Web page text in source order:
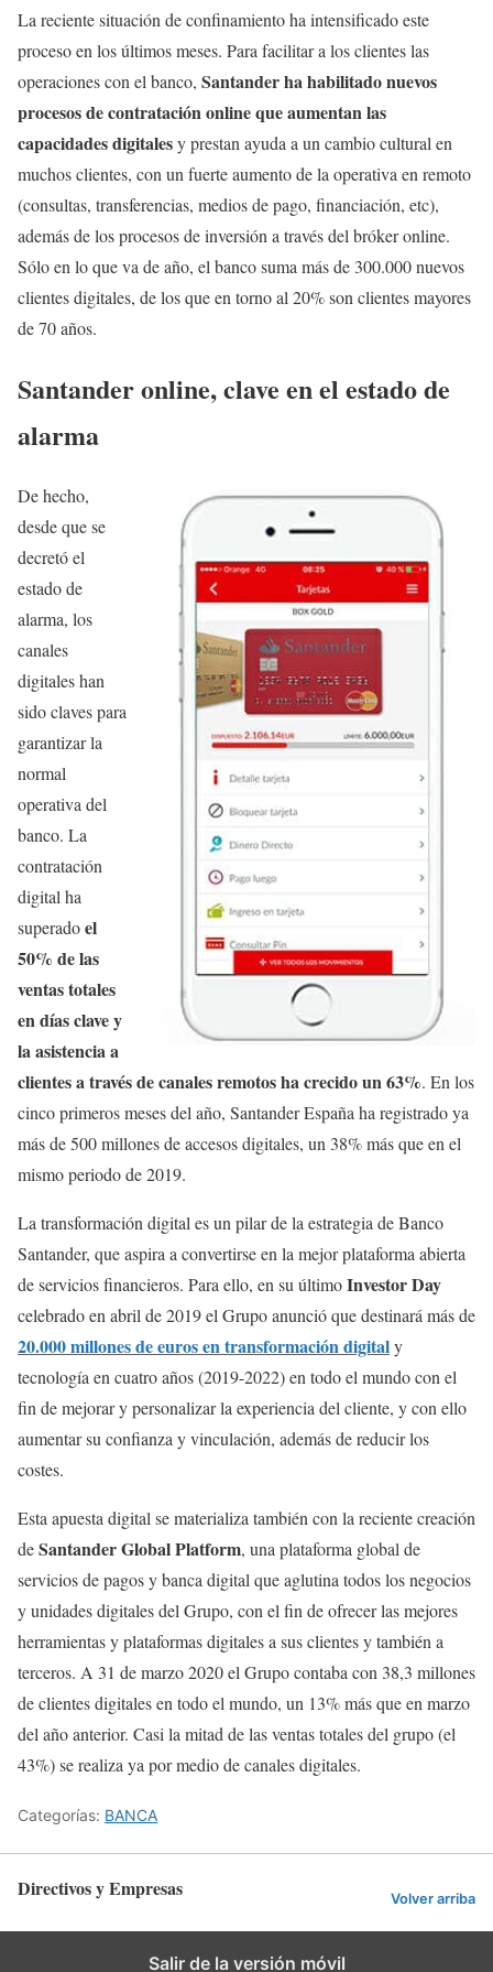
La reciente situación de confinamiento ha intensificado este
proceso en los últimos meses. Para facilitar a los clientes las
operaciones con el banco, Santander ha habilitado nuevos
procesos de contratación online que aumentan las
capacidades digitalesy prestan ayuda a un cambio cultural en
muchos clientes, con un fuerte aumento de la operativa en remoto
(consultas, transferencias, medios de pago, financiación, etc),
además de los procesos de inversión a través del bróker online.
Sólo en lo que va de año, el banco suma más de 300.000 nuevos
clientes digitales, de los que en torno al 20% son clientes mayores
de 70 años.
Santander online, clave en el estado de
alarma
De hecho,
desde que se
decretó el
estado de
alarma, los
canales
digitales han
sido claves para
garantizar la
normal
operativa del
banco. La
contratación
digital ha
superadoel
50% de las
ventas totales
en días clave y
la asistencia a
clientes a través de canales remotos ha crecido un 63%. En los
cinco primeros meses del año, Santander España ha registrado ya
más de 500 millones de accesos digitales, un 38% más que en el
mismo periodo de 2019.
La transformación digital es un pilar de la estrategia de Banco
Santander, que aspira a convertirse en la mejor plataforma abierta
de servicios financieros. Para ello, en su últimoInvestor Day
celebrado en abril de 2019 el Grupo anunció que destinará más de
20.000 millones de euros en transformación digitaly
tecnología en cuatro años (2019-2022) en todo el mundo con el
fin de mejorar y personalizar la experiencia del cliente, y con ello
aumentar su confianza y vinculación, además de reducir los
costes.
Esta apuesta digital se materializa también con la reciente creación
deSantander Global Platform, una plataforma global de
servicios de pagos y banca digital que aglutina todos los negocios
y unidades digitales del Grupo, con el fin de ofrecer las mejores
herramientas y plataformas digitales a sus clientes y también a
terceros. A 31 de marzo 2020 el Grupo contaba con 38,3 millones
de clientes digitales en todo el mundo, un 13% más que en marzo
del año anterior. Casi la mitad de las ventas totales del grupo (el
43%) se realiza ya por medio de canales digitales.
Categorías: BANCA
Directivos y Empresas Volver arriba
Salir de la versión móvil